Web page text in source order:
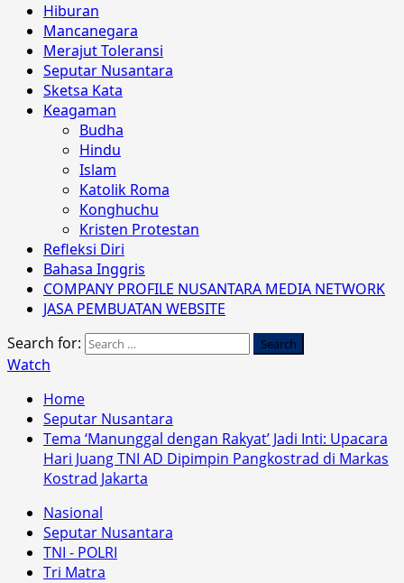
Hiburan
Mancanegara
Merajut Toleransi
Seputar Nusantara
Sketsa Kata
Keagaman
Budha
Hindu
Islam
Katolik Roma
Konghuchu
Kristen Protestan
Refleksi Diri
Bahasa Inggris
COMPANY PROFILE NUSANTARA MEDIA NETWORK
JASA PEMBUATAN WEBSITE
Search for:
Watch
Home
Seputar Nusantara
Tema ‘Manunggal dengan Rakyat’ Jadi Inti: Upacara
Hari Juang TNI AD Dipimpin Pangkostrad di Markas
Kostrad Jakarta
Nasional
Seputar Nusantara
TNI - POLRI
Tri Matra